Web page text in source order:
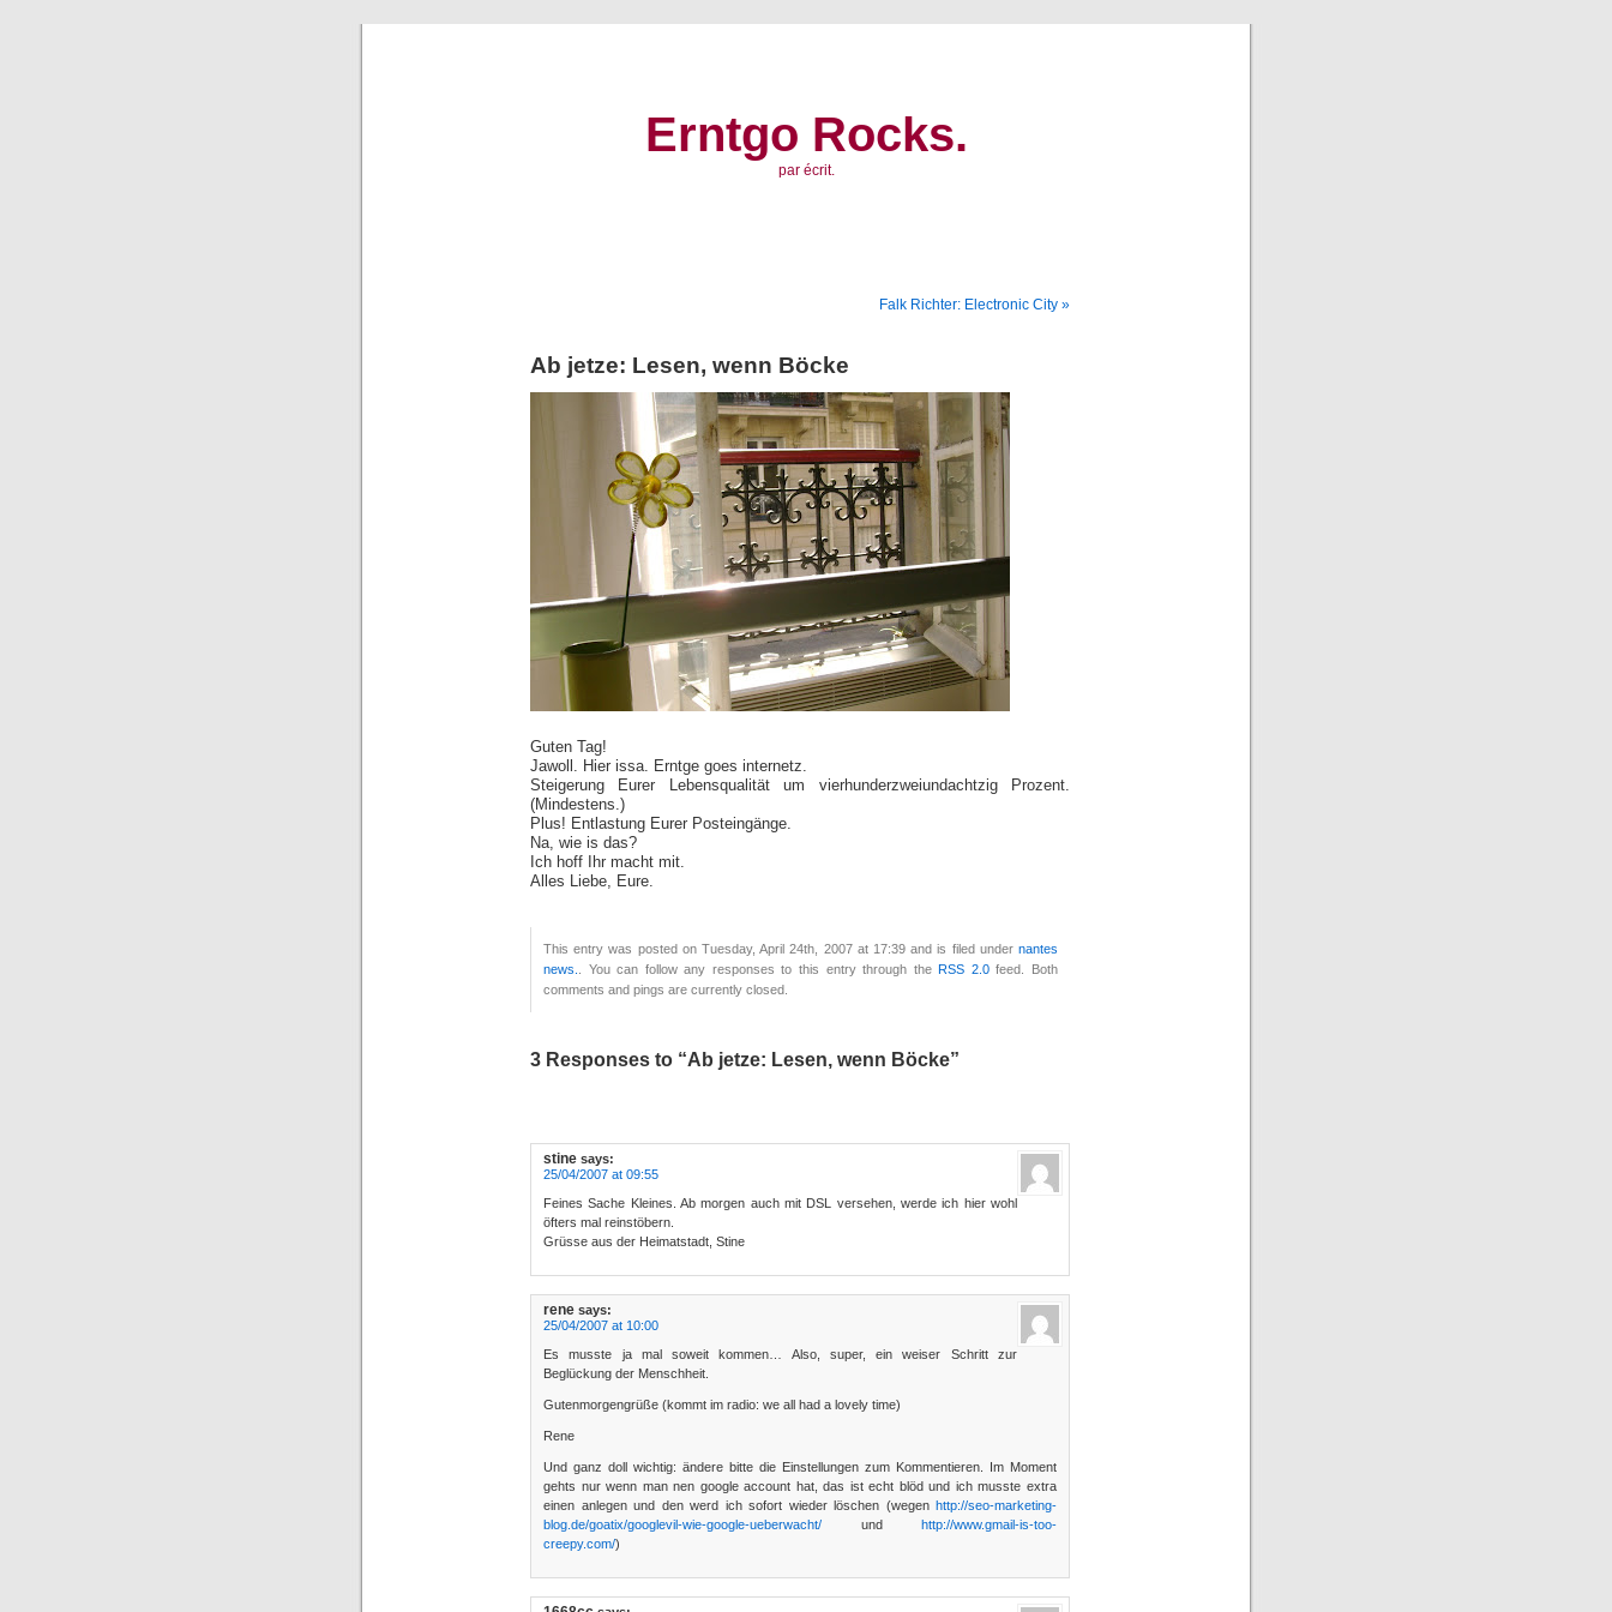
Erntgo Rocks.
par écrit.
Falk Richter: Electronic City »
Ab jetze: Lesen, wenn Böcke
Guten Tag!
Jawoll. Hier issa. Erntge goes internetz.
Steigerung Eurer Lebensqualität um vierhunderzweiundachtzig Prozent.
(Mindestens.)
Plus! Entlastung Eurer Posteingänge.
Na, wie is das?
Ich hoff Ihr macht mit.
Alles Liebe, Eure.
This entry was posted on Tuesday, April 24th, 2007 at 17:39 and is filed under nantes
news.
. You can follow any responses to this entry through theRSS 2.0feed. Both
comments and pings are currently closed.
3 Responses to “Ab jetze: Lesen, wenn Böcke”
stine says:
25/04/2007 at 09:55
Feines Sache Kleines. Ab morgen auch mit DSL versehen, werde ich hier wohl
öfters mal reinstöbern.
Grüsse aus der Heimatstadt, Stine
rene says:
25/04/2007 at 10:00
Es musste ja mal soweit kommen… Also, super, ein weiser Schritt zur
Beglückung der Menschheit.
Gutenmorgengrüße (kommt im radio: we all had a lovely time)
Rene
Und ganz doll wichtig: ändere bitte die Einstellungen zum Kommentieren. Im Moment
gehts nur wenn man nen google account hat, das ist echt blöd und ich musste extra
einen anlegen und den werd ich sofort wieder löschen (wegen http://seo-marketing-
blog.de/goatix/googlevil-wie-google-ueberwacht/ und http://www.gmail-is-too-
creepy.com/)